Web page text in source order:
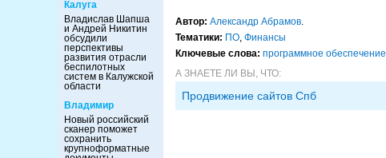
Калуга
Владислав Шапша
и Андрей Никитин
обсудили
перспективы
развития отрасли
беспилотных
систем в Калужской
области
Владимир
Новый российский
сканер поможет
сохранить
крупноформатные
Автор: Александр Абрамов.
Тематики: ПО, Финансы
Ключевые слова: программное обеспечение
А ЗНАЕТЕ ЛИ ВЫ, ЧТО:
Продвижение сайтов Спб